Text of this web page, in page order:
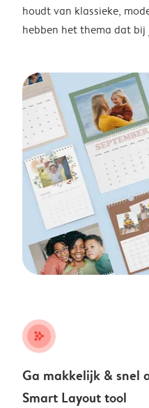
houdt van klassieke,
hebben het thema dat
stars_plus
Ga makkelijk & snel
Smart Layout tool